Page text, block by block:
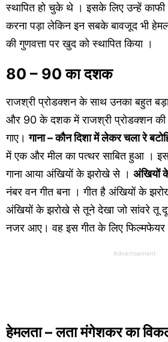
स्थापित हो चुके थे । इसके लिए उन्हें काफी
करना पड़ा लेकिन इन सबके बावजूद भी
की गुणवत्ता पर खुद को स्थापित किया ।
80 – 90 का दशक
राजश्री प्रोडक्शन के साथ उनका बहुत
और 90 के दशक में राजश्री प्रोडक्शन की
गाए।गाना – कौन दिशा में लेकर चला रे
में एक और मील का पत्थर साबित हुआ ।
गाना आया अंखियों के झरोखे से । अंखियों
नंबर वन गीत बना । गीत है अंखियों के
अंखियों के झरोखे से तूने देखा जो सांवरे तू
नजर आए। वह इस गीत के लिए फिल्मफेयर
Advertisement
हेमलता – लता मंगेशकर का